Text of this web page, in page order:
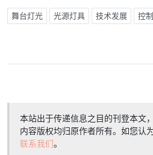
舞台灯光 光源灯具 技术发展 控
本站出于传递信息之目的刊登本文
内容版权均归原作者所有。如您认
联系我们。